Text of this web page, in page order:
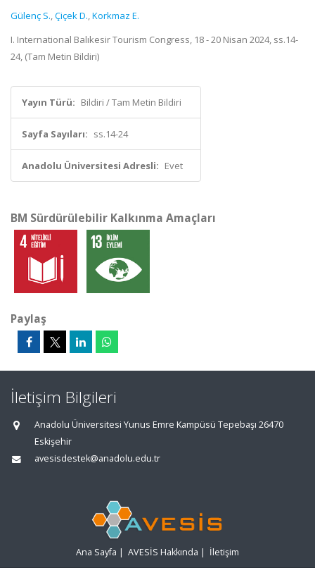
Gülenç S.,Çiçek D.,Korkmaz E.
I. International Balıkesir Tourism Congress, 18 - 20 Nisan 2024, ss.14-
24, (Tam Metin Bildiri)
Yayın Türü: Bildiri / Tam Metin Bildiri
Sayfa Sayıları: ss.14-24
Anadolu Üniversitesi Adresli: Evet
BM Sürdürülebilir Kalkınma Amaçları
Paylaş
İletişim Bilgileri
Anadolu Üniversitesi Yunus Emre Kampüsü Tepebaşı 26470
Eskişehir
avesisdestek@anadolu.edu.tr
Ana Sayfa | AVESİS Hakkında | İletişim